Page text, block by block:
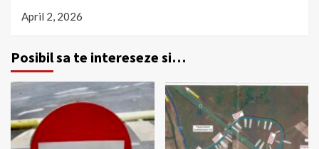
April 2, 2026
Posibil sa te intereseze si…